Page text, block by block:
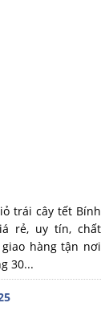
trái cây tết Bính
rẻ, uy tín, chất
hàng tận nơi
30...